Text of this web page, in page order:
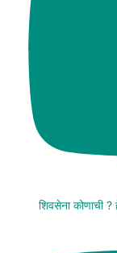
शिवसेना कोणाची